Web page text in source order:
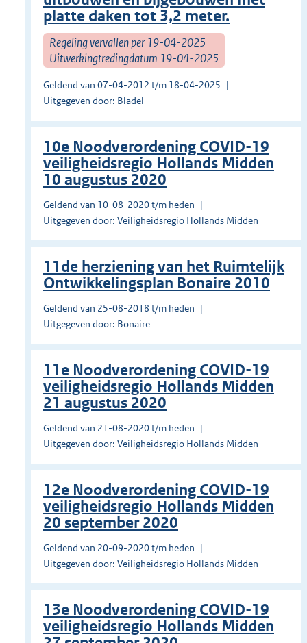
platte daken tot 3,2 meter.
Regeling vervallen per 19-04-2025
Uitwerkingtredingdatum 19-04-2025
Geldend van 07-04-2012 t/m 18-04-2025
Uitgegeven door: Bladel
10e Noodverordening COVID-19
veiligheidsregio Hollands Midden
10 augustus 2020
Geldend van 10-08-2020 t/m heden
Uitgegeven door: Veiligheidsregio Hollands Midden
11de herziening van het Ruimtelijk
Ontwikkelingsplan Bonaire 2010
Geldend van 25-08-2018 t/m heden
Uitgegeven door: Bonaire
11e Noodverordening COVID-19
veiligheidsregio Hollands Midden
21 augustus 2020
Geldend van 21-08-2020 t/m heden
Uitgegeven door: Veiligheidsregio Hollands Midden
12e Noodverordening COVID-19
veiligheidsregio Hollands Midden
20 september 2020
Geldend van 20-09-2020 t/m heden
Uitgegeven door: Veiligheidsregio Hollands Midden
13e Noodverordening COVID-19
veiligheidsregio Hollands Midden